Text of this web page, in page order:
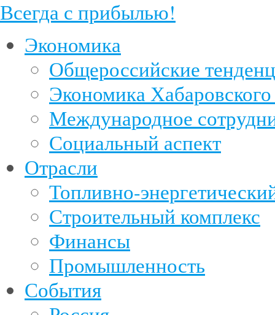
Всегда с прибылью!
Экономика
Общероссийские
Экономика Хабаровского
Международное
Социальный аспект
Отрасли
Топливно-
Строительный комплекс
Финансы
Промышленность
События